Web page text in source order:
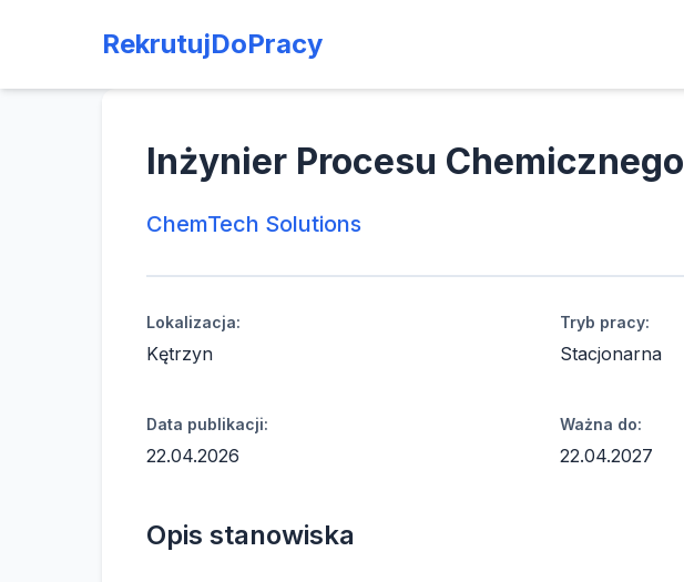
RekrutujDoPracy
Inżynier Procesu Chemicznego
ChemTech Solutions
Lokalizacja:
Kętrzyn
Tryb pracy:
Stacjonarna
Data publikacji:
22.04.2026
Ważna do:
22.04.2027
Opis stanowiska